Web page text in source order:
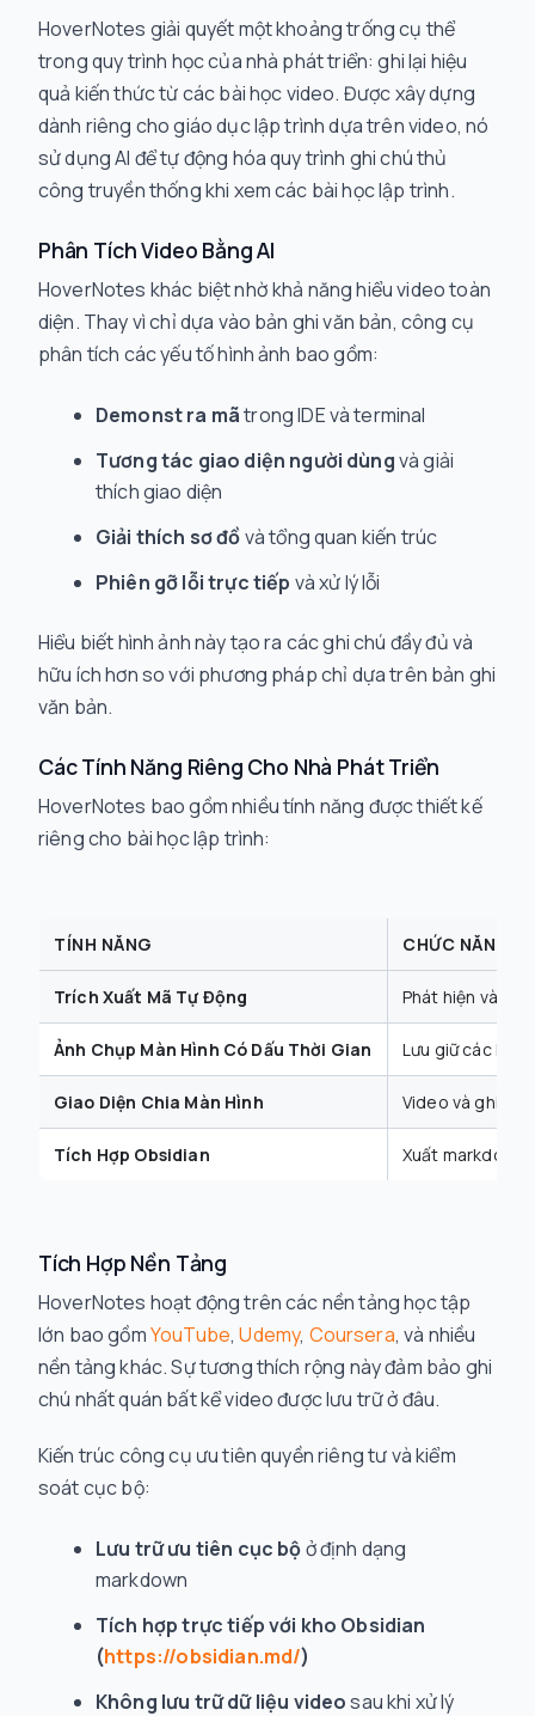
HoverNotes giải quyết một khoảng trống cụ thể
trong quy trình học của nhà phát triển: ghi lại hiệu
quả kiến thức từ các bài học video. Được xây dựng
dành riêng cho giáo dục lập trình dựa trên video, nó
sử dụng AI để tự động hóa quy trình ghi chú thủ
công truyền thống khi xem các bài học lập trình.
Phân Tích Video Bằng AI
HoverNotes khác biệt nhờ khả năng hiểu video toàn
diện. Thay vì chỉ dựa vào bản ghi văn bản, công cụ
phân tích các yếu tố hình ảnh bao gồm:
Demonst ra mãtrong IDE và terminal
Tương tác giao diện người dùngvà giải
thích giao diện
Giải thích sơ đồvà tổng quan kiến trúc
Phiên gỡ lỗi trực tiếp và xử lý lỗi
Hiểu biết hình ảnh này tạo ra các ghi chú đầy đủ và
hữu ích hơn so với phương pháp chỉ dựa trên bản ghi
văn bản.
Các Tính Năng Riêng Cho Nhà Phát Triển
HoverNotes bao gồm nhiều tính năng được thiết kế
riêng cho bài học lập trình:
TÍNH NĂNG CHỨC NĂNG
Trích Xuất Mã Tự Động Phát hiện và
Ảnh Chụp Màn Hình Có Dấu Thời Gian Lưu giữ các
Giao Diện Chia Màn Hình Video và ghi
Tích Hợp Obsidian Xuất markdown
Tích Hợp Nền Tảng
HoverNotes hoạt động trên các nền tảng học tập
lớn bao gồmYouTube,Udemy, Coursera, và nhiều
nền tảng khác. Sự tương thích rộng này đảm bảo ghi
chú nhất quán bất kể video được lưu trữ ở đâu.
Kiến trúc công cụ ưu tiên quyền riêng tư và kiểm
soát cục bộ:
Lưu trữ ưu tiên cục bộở định dạng
markdown
Tích hợp trực tiếp với kho Obsidian
(https://obsidian.md/)
Không lưu trữ dữ liệu videosau khi xử lý